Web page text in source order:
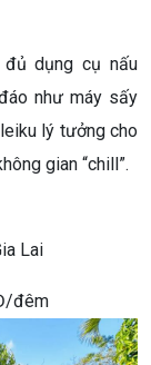
dụng cụ nấu
như máy sấy
lý tưởng cho
gian “chill”.
Lai
đêm